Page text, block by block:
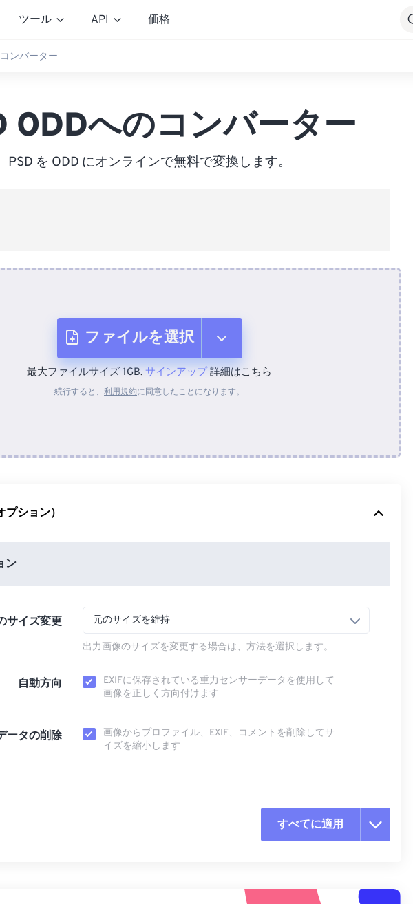
ツール API 価格
ンバーター
ODDへのコンバーター
PSD を ODD にオンラインで無料で変換します。
ファイルを選択
デバイスから
最大ファイルサイズ 1GB. サインアップ詳細はこちら
続行すると、 利用規約に同意したことになります。
ション）
ン
サイズ変更 元のサイズを維持
出力画像のサイズを変更する場合は、方法を選択します。
自動方向
EXIFに保存されている重力センサーデータを使用して
画像を正しく方向付けます
ータの削除
画像からプロファイル、EXIF、コメントを削除してサ
イズを縮小します
すべてに適用
プリセットから適用